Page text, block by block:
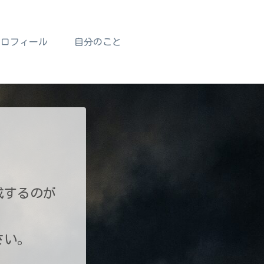
フィール 自分のこと
するのが
。